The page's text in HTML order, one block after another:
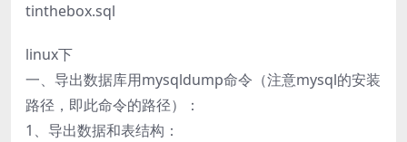
tinthebox.sql
linux下
一、导出数据库用mysqldump命令（注意mysql的安装
路径，即此命令的路径）：
1、导出数据和表结构：